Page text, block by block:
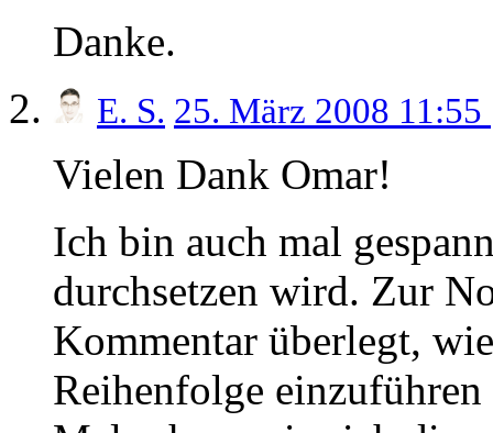
Danke.
E. S. 25. März 2008 11:55
Vielen Dank Omar!
Ich bin auch mal
durchsetzen wird. Zur
Kommentar überlegt,
Reihenfolge